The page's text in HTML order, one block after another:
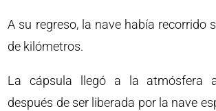
A su regreso, la nave había recorrido
de kilómetros.
La cápsula llegó a la atmósfera
después de ser liberada por la nave